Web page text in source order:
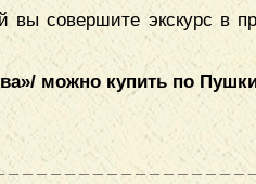
вы совершите экскурс в
можно купить по